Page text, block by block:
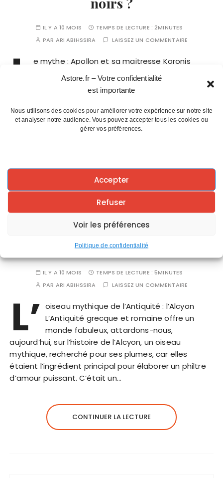
Astore.fr – Votre confidentialité
est importante
Nous utilisons des cookies pour améliorer votre expérience sur notre site
et analyser notre audience. Vous pouvez accepter tous les cookies ou
gérer vos préférences.
Accepter
Refuser
Voir les préférences
Politique de confidentialité
IL Y A 10 MOIS TEMPS DE LECTURE :2MINUTES
PAR ARI ABIHSSIRA LAISSEZ UN COMMENTAIRE
L
e mythe : Apollon et sa maitresse Koronis
Certaines vérités sont douloureuses, même
pour un Dieu. L’histoire qui nous est contée
concerne Apollon. Fils de Zeus, lui le dieu solaire, le
représentant des arts, du chant, de la musique, et…
ALCHIMIE
DICTIONNAIRE DES OISEAUX MYTHIQUES
MYTHE GREC
OISEAUX
L’Alcyon un oiseau mystérieux
IL Y A 10 MOIS TEMPS DE LECTURE :5MINUTES
PAR ARI ABIHSSIRA LAISSEZ UN COMMENTAIRE
L’ oiseau mythique de l’Antiquité : l’Alcyon
L’Antiquité grecque et romaine offre un
monde fabuleux, attardons-nous,
aujourd’hui, sur l’histoire de l’Alcyon, un oiseau
mythique, recherché pour ses plumes, car elles
étaient l’ingrédient principal pour élaborer un philtre
d’amour puissant. C’était un…
CONTINUER LA LECTURE